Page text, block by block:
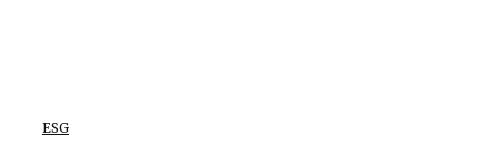
ESG